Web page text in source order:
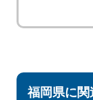
福岡県に